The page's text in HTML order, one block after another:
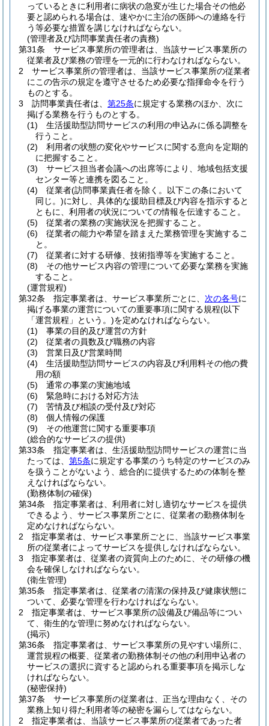
っているときに利用者に病状の急変が生じた場合その他必
要と認められる場合は、速やかに主治の医師への連絡を行
う等必要な措置を講じなければならない。
(管理者及び訪問事業責任者の責務)
第31条
サービス事業所の管理者は、当該サービス事業所の
従業者及び業務の管理を一元的に行わなければならない。
2
サービス事業所の管理者は、当該サービス事業所の従業者
にこの告示の規定を遵守させるため必要な指揮命令を行う
ものとする。
3
訪問事業責任者は、 第25条に規定する業務のほか、次に
掲げる業務を行うものとする。
(1)
生活援助型訪問サービスの利用の申込みに係る調整を
行うこと。
(2)
利用者の状態の変化やサービスに関する意向を定期的
に把握すること。
(3)
サービス担当者会議への出席等により、地域包括支援
センター等と連携を図ること。
(4)
従業者(訪問事業責任者を除く。以下この条において
同じ。)に対し、具体的な援助目標及び内容を指示すると
ともに、利用者の状況についての情報を伝達すること。
(5)
従業者の業務の実施状況を把握すること。
(6)
従業者の能力や希望を踏まえた業務管理を実施するこ
と。
(7)
従業者に対する研修、技術指導等を実施すること。
(8)
その他サービス内容の管理について必要な業務を実施
すること。
(運営規程)
第32条
指定事業者は、サービス事業所ごとに、 次の各号に
掲げる事業の運営についての重要事項に関する規程(以下
「運営規程」という。)を定めなければならない。
(1)
事業の目的及び運営の方針
(2)
従業者の員数及び職務の内容
(3)
営業日及び営業時間
(4)
生活援助型訪問サービスの内容及び利用料その他の費
用の額
(5)
通常の事業の実施地域
(6)
緊急時における対応方法
(7)
苦情及び相談の受付及び対応
(8)
個人情報の保護
(9)
その他運営に関する重要事項
(総合的なサービスの提供)
第33条
指定事業者は、生活援助型訪問サービスの運営に当
たっては、 第5条に規定する事業のうち特定のサービスのみ
を扱うことがないよう、総合的に提供するための体制を整
えなければならない。
(勤務体制の確保)
第34条
指定事業者は、利用者に対し適切なサービスを提供
できるよう、サービス事業所ごとに、従業者の勤務体制を
定めなければならない。
2
指定事業者は、サービス事業所ごとに、当該サービス事業
所の従業者によってサービスを提供しなければならない。
3
指定事業者は、従業者の資質向上のために、その研修の機
会を確保しなければならない。
(衛生管理)
第35条
指定事業者は、従業者の清潔の保持及び健康状態に
ついて、必要な管理を行わなければならない。
2
指定事業者は、サービス事業所の設備及び備品等につい
て、衛生的な管理に努めなければならない。
(掲示)
第36条
指定事業者は、サービス事業所の見やすい場所に、
運営規程の概要、従業者の勤務体制その他の利用申込者の
サービスの選択に資すると認められる重要事項を掲示しな
ければならない。
(秘密保持)
第37条
サービス事業所の従業者は、正当な理由なく、その
業務上知り得た利用者等の秘密を漏らしてはならない。
2
指定事業者は、当該サービス事業所の従業者であった者